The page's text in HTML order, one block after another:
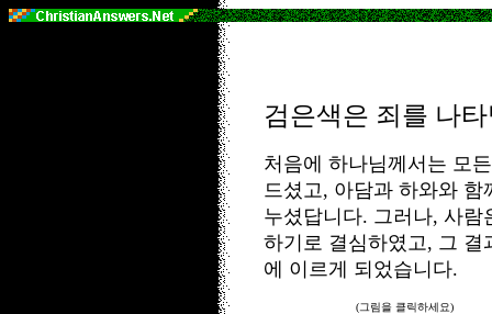
검은색은 죄를 나
처음에 하나님께서는 모
드셨고, 아담과 하와와 함
누셨답니다. 그러나, 사람
하기로 결심하였고, 그 결
에 이르게 되었습니다.
(그림을 클릭하세요)